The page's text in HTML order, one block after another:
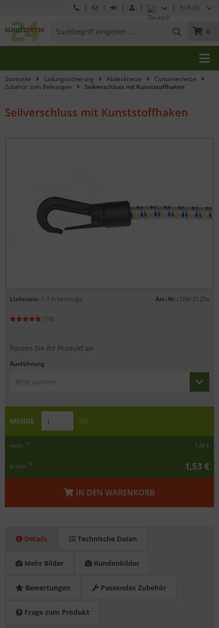
EUR (€)
0
Startseite Ladungssicherung Abdecknetze
Containernetze
Zubehör zum Befestigen
Seilverschluss mit Kunststoffhaken
Seilverschluss mit Kunststoffhaken
Lieferzeit: 1-3 Arbeitstage Art.-Nr.: SNV-2125x
(16)
Passen Sie Ihr Produkt an
Ausführung
Bitte wählen
MENGE Stk.
netto *1 1,28 €
brutto *2 1,53 €
IN DEN WARENKORB
Details Technische Daten
Mehr Bilder Kundenbilder
Bewertungen Passendes Zubehör
Frage zum Produkt